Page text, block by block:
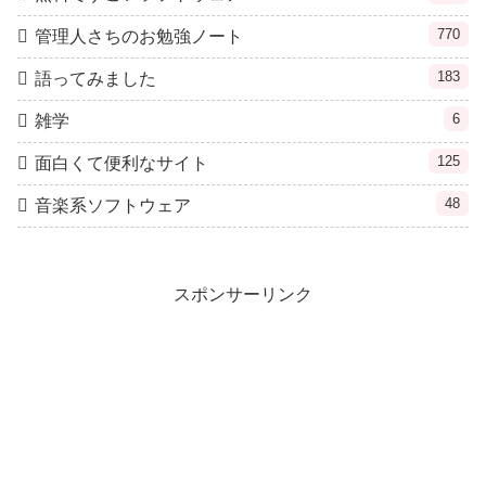
管理人さちのお勉強ノート 770
語ってみました 183
雑学 6
面白くて便利なサイト 125
音楽系ソフトウェア 48
スポンサーリンク